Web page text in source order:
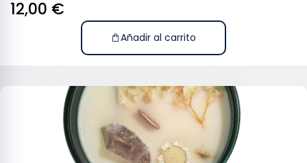
12,00 €
Añadir al carrito